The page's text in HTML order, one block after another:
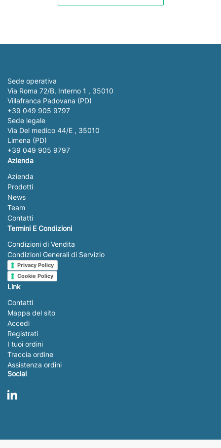
Sede operativa
Via Roma 72/B, Interno 1 , 35010
Villafranca Padovana (PD)
+39 049 905 9797
Sede legale
Via Del medico 44/E , 35010
Limena (PD)
+39 049 905 9797
Azienda
Azienda
Prodotti
News
Team
Contatti
Termini E Condizioni
Condizioni di Vendita
Condizioni Generali di Servizio
Privacy Policy
Cookie Policy
Link
Contatti
Mappa del sito
Accedi
Registrati
I tuoi ordini
Traccia ordine
Assistenza ordini
Social
LinkedIn